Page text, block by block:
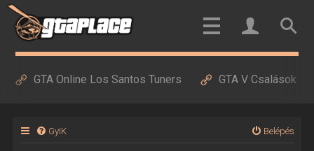
GTA Online Los Santos Tuners GTA V Csalások
GyIK Belépés